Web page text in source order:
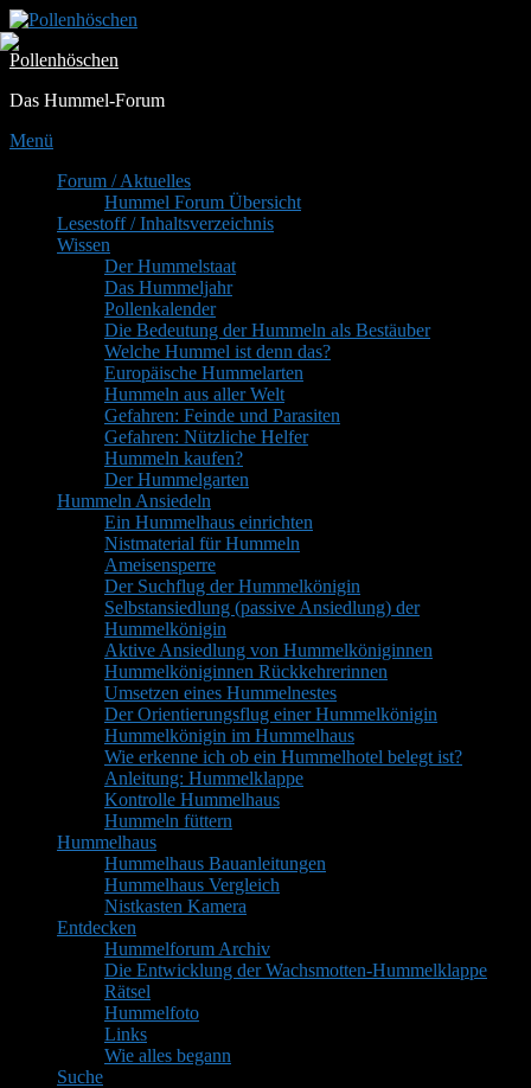
Zum
Inhalt
springen
Pollenhöschen
Das Hummel-Forum
Menü
PrimäresForum / Aktuelles
Hummel Forum Übersicht
Lesestoff / Inhaltsverzeichnis
Wissen
Der Hummelstaat
Das Hummeljahr
Pollenkalender
Die Bedeutung der Hummeln als Bestäuber
Welche Hummel ist denn das?
Europäische Hummelarten
Hummeln aus aller Welt
Gefahren: Feinde und Parasiten
Gefahren: Nützliche Helfer
Hummeln kaufen?
Der Hummelgarten
Hummeln Ansiedeln
Ein Hummelhaus einrichten
Nistmaterial für Hummeln
Ameisensperre
Der Suchflug der Hummelkönigin
Selbstansiedlung (passive Ansiedlung) der
Hummelkönigin
Aktive Ansiedlung von Hummelköniginnen
Hummelköniginnen Rückkehrerinnen
Umsetzen eines Hummelnestes
Der Orientierungsflug einer Hummelkönigin
Hummelkönigin im Hummelhaus
Wie erkenne ich ob ein Hummelhotel belegt ist?
Anleitung: Hummelklappe
Kontrolle Hummelhaus
Hummeln füttern
Hummelhaus
Hummelhaus Bauanleitungen
Hummelhaus Vergleich
Nistkasten Kamera
Entdecken
Hummelforum Archiv
Die Entwicklung der Wachsmotten-Hummelklappe
Rätsel
Hummelfoto
Links
Wie alles begann
Suche